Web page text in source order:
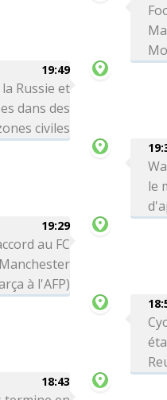
19:49
Russie et
dans des
civiles
le
19:29
au FC
à l'AFP)
18:43